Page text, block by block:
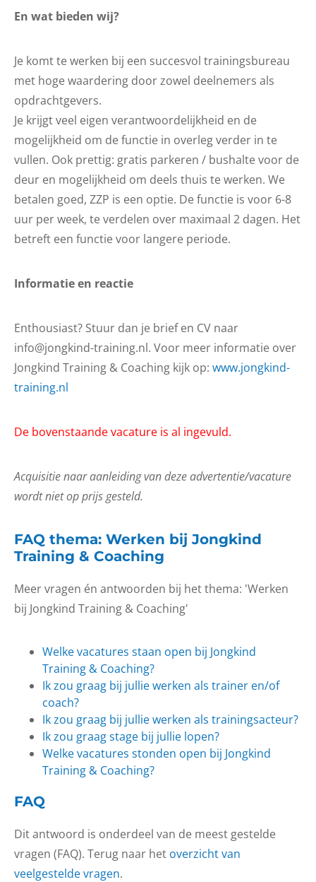
En wat bieden wij?
Je komt te werken bij een succesvol trainingsbureau
met hoge waardering door zowel deelnemers als
opdrachtgevers.
Je krijgt veel eigen verantwoordelijkheid en de
mogelijkheid om de functie in overleg verder in te
vullen. Ook prettig: gratis parkeren / bushalte voor de
deur en mogelijkheid om deels thuis te werken. We
betalen goed, ZZP is een optie. De functie is voor 6-8
uur per week, te verdelen over maximaal 2 dagen. Het
betreft een functie voor langere periode.
Informatie en reactie
Enthousiast? Stuur dan je brief en CV naar
info@jongkind-training.nl. Voor meer informatie over
Jongkind Training & Coaching kijk op: www.jongkind-
training.nl
De bovenstaande vacature is al ingevuld.
Acquisitie naar aanleiding van deze advertentie/vacature
wordt niet op prijs gesteld.
FAQ thema: Werken bij Jongkind
Training & Coaching
Meer vragen én antwoorden bij het thema: 'Werken
bij Jongkind Training & Coaching'
Welke vacatures staan open bij Jongkind
Training & Coaching?
Ik zou graag bij jullie werken als trainer en/of
coach?
Ik zou graag bij jullie werken als trainingsacteur?
Ik zou graag stage bij jullie lopen?
Welke vacatures stonden open bij Jongkind
Training & Coaching?
FAQ
Dit antwoord is onderdeel van de meest gestelde
vragen (FAQ). Terug naar het overzicht van
veelgestelde vragen.